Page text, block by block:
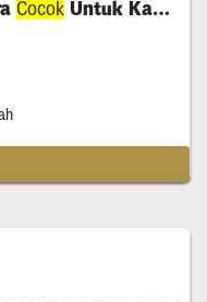
CocokUntuk Kantor